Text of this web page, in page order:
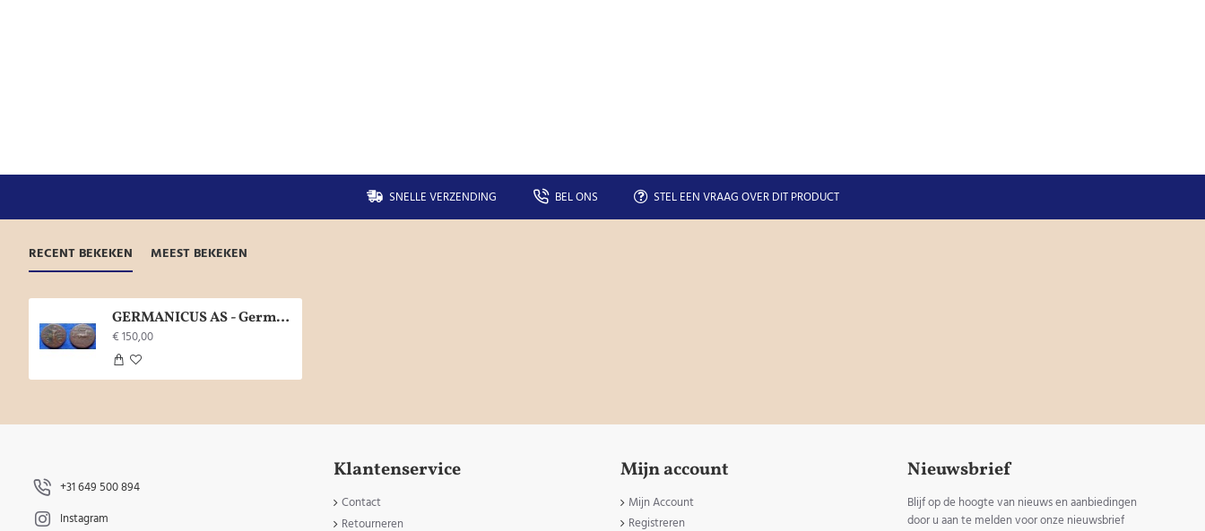
SNELLE VERZENDING BEL ONS STEL EEN VRAAG OVER DIT PRODUCT
RECENT BEKEKEN MEEST BEKEKEN
GERMANICUS AS - Germanicus in vierspan schaars (AU1806)
€ 150,00
+31 649 500 894
Instagram
Klantenservice
Contact
Retourneren
Mijn account
Mijn Account
Registreren
Nieuwsbrief
Blijf op de hoogte van nieuws en aanbiedingen
door u aan te melden voor onze nieuwsbrief